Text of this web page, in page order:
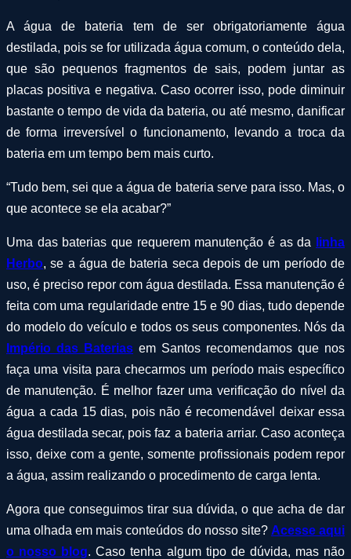
A água de bateria tem de ser obrigatoriamente água
destilada, pois se for utilizada água comum, o conteúdo dela,
que são pequenos fragmentos de sais, podem juntar as
placas positiva e negativa. Caso ocorrer isso, pode diminuir
bastante o tempo de vida da bateria, ou até mesmo, danificar
de forma irreversível o funcionamento, levando a troca da
bateria em um tempo bem mais curto.
“Tudo bem, sei que a água de bateria serve para isso. Mas, o
que acontece se ela acabar?”
Uma das baterias que requerem manutenção é as da
linha
Herbo, se a água de bateria seca depois de um período de
uso, é preciso repor com água destilada. Essa manutenção é
feita com uma regularidade entre 15 e 90 dias, tudo depende
do modelo do veículo e todos os seus componentes. Nós da
Império das Baterias em Santos recomendamos que nos
faça uma visita para checarmos um período mais específico
de manutenção. É melhor fazer uma verificação do nível da
água a cada 15 dias, pois não é recomendável deixar essa
água destilada secar, pois faz a bateria arriar. Caso aconteça
isso, deixe com a gente, somente profissionais podem repor
a água, assim realizando o procedimento de carga lenta.
Agora que conseguimos tirar sua dúvida, o que acha de dar
uma olhada em mais conteúdos do nosso site? Acesse aqui
o nosso blog. Caso tenha algum tipo de dúvida, mas não